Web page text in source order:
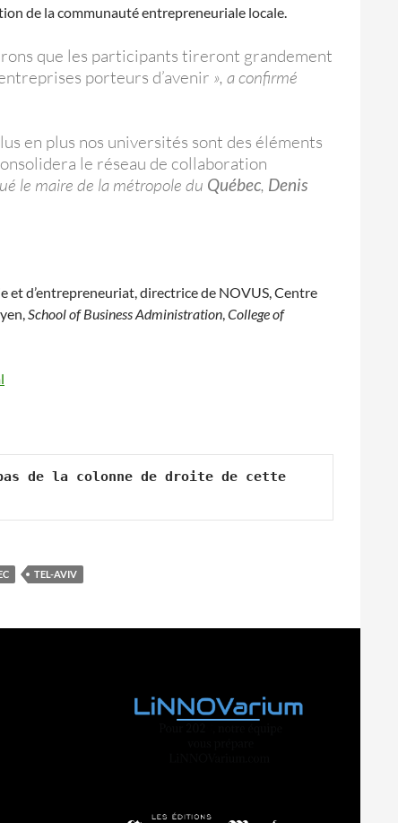
de la communauté entrepreneuriale locale.
que les participants tireront grandement
porteurs d’avenir », a confirmé
en plus nos universités sont des éléments
le réseau de collaboration
le maire de la métropole du Québec, Denis
d’entrepreneuriat, directrice de NOVUS, Centre
School of Business Administration,College of
de la colonne de droite de cette
TEL-AVIV